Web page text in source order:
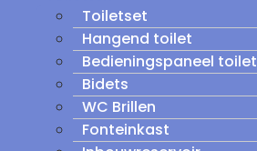
Toiletset
Hangend toilet
Bedieningspaneel toilet
Bidets
WC Brillen
Fonteinkast